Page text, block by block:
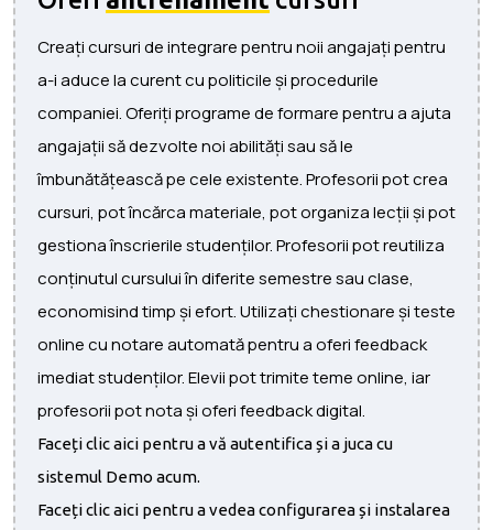
Creați cursuri de integrare pentru noii angajați pentru
a-i aduce la curent cu politicile și procedurile
companiei. Oferiți programe de formare pentru a ajuta
angajații să dezvolte noi abilități sau să le
îmbunătățească pe cele existente. Profesorii pot crea
cursuri, pot încărca materiale, pot organiza lecții și pot
gestiona înscrierile studenților. Profesorii pot reutiliza
conținutul cursului în diferite semestre sau clase,
economisind timp și efort. Utilizați chestionare și teste
online cu notare automată pentru a oferi feedback
imediat studenților. Elevii pot trimite teme online, iar
profesorii pot nota și oferi feedback digital.
Faceți clic aici pentru a vă autentifica și a juca cu
sistemul Demo acum.
Faceți clic aici pentru a vedea configurarea și instalarea